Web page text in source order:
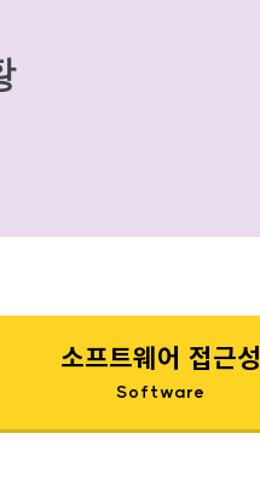
소프트웨어 접근성
Software